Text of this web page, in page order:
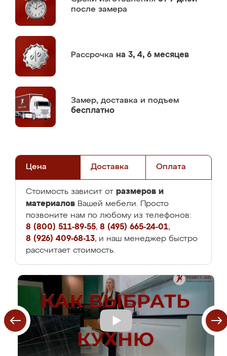
после замера
Рассрочка на 3, 4, 6 месяцев
Замер, доставка и подъем
бесплатно
Цена Доставка Оплата
Стоимость зависит от размеров и
материалов Вашей мебели. Просто
позвоните нам по любому из телефонов:
8 (800) 511-89-55, 8 (495) 665-24-01,
8 (926) 409-68-13, и наш менеджер быстро
рассчитает стоимость.